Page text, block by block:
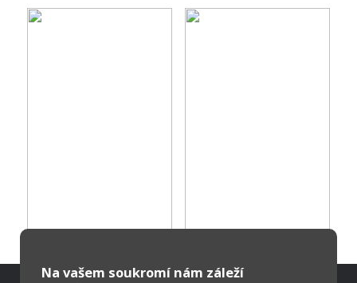
Na vašem soukromí nám záleží